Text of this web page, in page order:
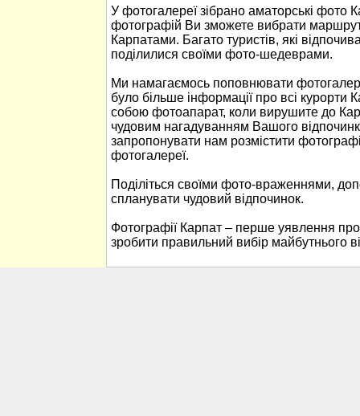
У фотогалереї зібрано аматорські фото
фотографій Ви зможете вибрати
Карпатами. Багато туристів, які
поділилися своїми фото-шедеврами.
Ми намагаємось поповнювати
було більше інформації про всі курорти
собою фотоапарат, коли вирушите до
чудовим нагадуванням Вашого
запропонувати нам розмістити
фотогалереї.
Поділіться своїми фото-враженнями,
спланувати чудовий відпочинок.
Фотографії Карпат – перше уявлення
зробити правильний вибір майбутнього